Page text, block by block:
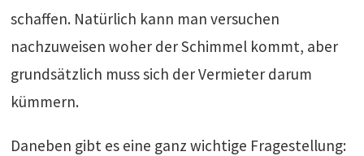
schaffen. Natürlich kann man versuchen
nachzuweisen woher der Schimmel kommt, aber
grundsätzlich muss sich der Vermieter darum
kümmern.
Daneben gibt es eine ganz wichtige Fragestellung: